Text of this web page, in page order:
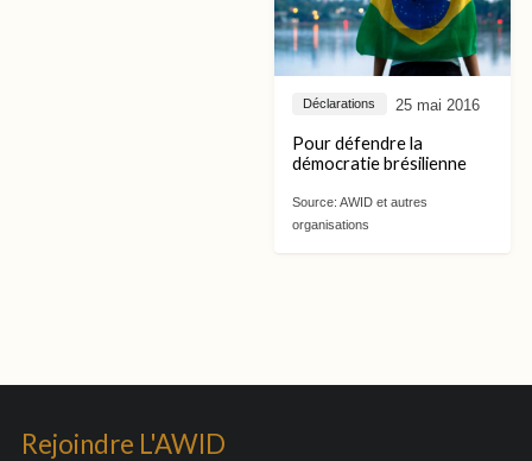
Déclarations 25 mai 2016
Pour défendre la
démocratie brésilienne
Source: AWID et autres
organisations
Rejoindre L'AWID